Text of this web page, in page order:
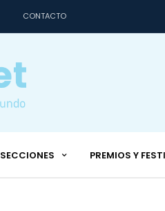
CONTACTO
SECCIONES PREMIOS Y